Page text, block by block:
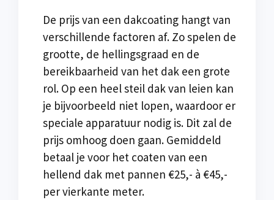
De prijs van een dakcoating hangt van
verschillende factoren af. Zo spelen de
grootte, de hellingsgraad en de
bereikbaarheid van het dak een grote
rol. Op een heel steil dak van leien kan
je bijvoorbeeld niet lopen, waardoor er
speciale apparatuur nodig is. Dit zal de
prijs omhoog doen gaan. Gemiddeld
betaal je voor het coaten van een
hellend dak met pannen €25,- à €45,-
per vierkante meter.